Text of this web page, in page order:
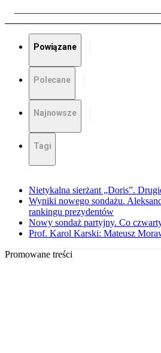
Powiązane
Polecane
Najnowsze
Tagi
Nietykalna sierżant „Doris”.
Wyniki nowego sondażu.
rankingu prezydentów
Nowy sondaż partyjny. Co
Prof. Karol Karski: Mateusz
Promowane treści